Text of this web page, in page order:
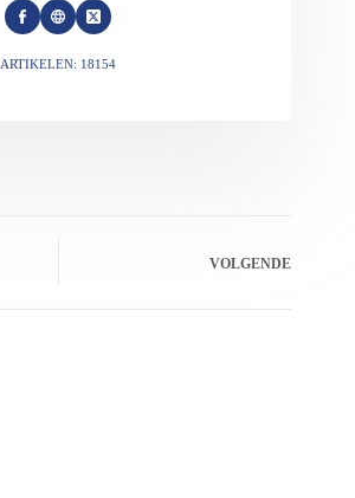
ARTIKELEN: 18154
VOLGENDE